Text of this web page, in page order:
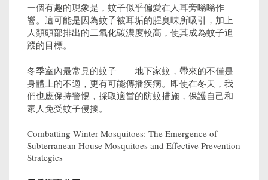
一個有趣的現象是，蚊子似乎偏愛在人耳旁嗡嗡作
響。這可能是因為蚊子被耳垢的腥臭味所吸引，加上
人類頭部排出的二氧化碳濃度較高，使其成為蚊子追
蹤的目標。
冬季室內最常見的蚊子——地下家蚊，帶來的不僅是
身體上的不適，更有可能傳播疾病。即使在冬天，我
們也應保持警惕，採取適當的防蚊措施，保護自己和
家人免受蚊子侵擾。
Combatting Winter Mosquitoes: The Emergence of
Subterranean House Mosquitoes and Effective Prevention
Strategies